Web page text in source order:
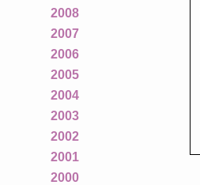
2008
2007
2006
2005
2004
2003
2002
2001
2000